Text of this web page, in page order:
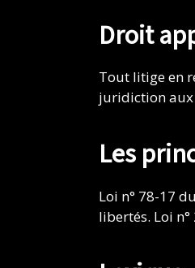
Droit
Tout litige en
juridiction aux
Les
Loi n° 78-17
libertés. Loi